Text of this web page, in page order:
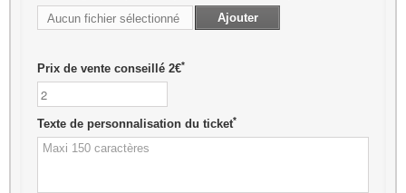
Aucun fichier sélectionné
Ajouter
Prix de vente conseillé 2€*
Texte de personnalisation du ticket*